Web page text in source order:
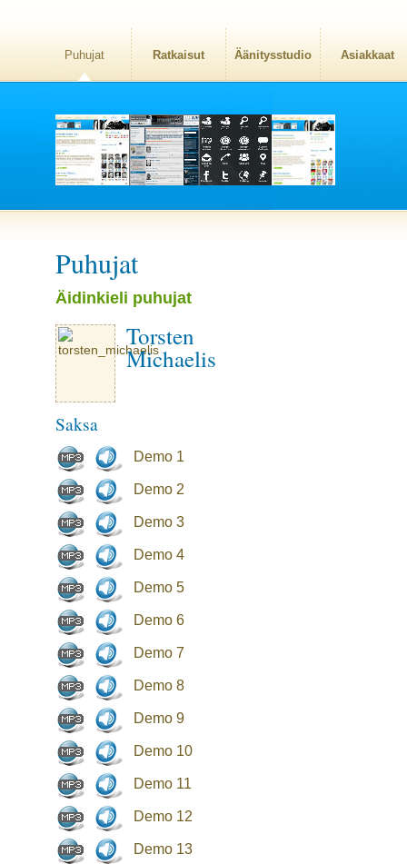
Puhujat Ratkaisut Äänitysstudio Asiakkaat
Puhujat
Äidinkieli puhujat
Torsten
Michaelis
Saksa
Demo 1
Demo 2
Demo 3
Demo 4
Demo 5
Demo 6
Demo 7
Demo 8
Demo 9
Demo 10
Demo 11
Demo 12
Demo 13